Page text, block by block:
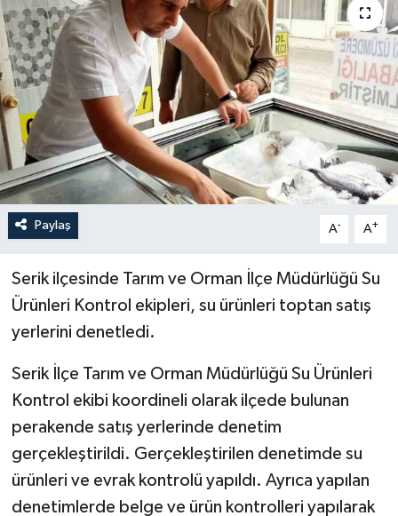
Paylaş A- A+
Serik ilçesinde Tarım ve Orman İlçe Müdürlüğü Su
Ürünleri Kontrol ekipleri, su ürünleri toptan satış
yerlerini denetledi.
Serik İlçe Tarım ve Orman Müdürlüğü Su Ürünleri
Kontrol ekibi koordineli olarak ilçede bulunan
perakende satış yerlerinde denetim
gerçekleştirildi. Gerçekleştirilen denetimde su
ürünleri ve evrak kontrolü yapıldı. Ayrıca yapılan
denetimlerde belge ve ürün kontrolleri yapılarak